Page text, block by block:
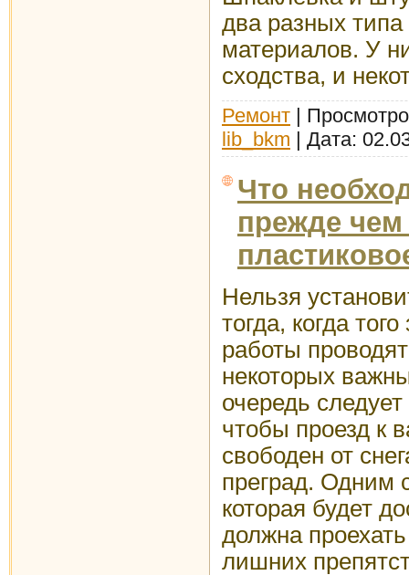
два разных
материалов. У
сходства, и
Ремонт |
lib_bkm | Дата:
Что
прежде чем
Нельзя
тогда, когда
работы
некоторых
очередь
чтобы проезд к
свободен от
преград. Одним
которая будет
должна
лишних